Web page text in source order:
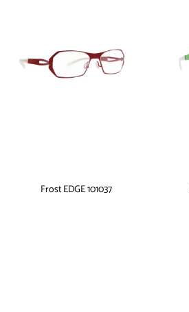
Frost EDGE 101037